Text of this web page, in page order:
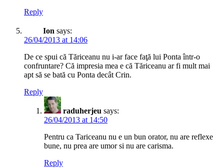
Reply
Ion says:
26/04/2013 at 14:06
De ce spui că Tăriceanu nu i-ar face faţă lui Ponta într-o
confruntare? Că impresia mea e că Tăriceanu ar fi mult mai
apt să se bată cu Ponta decât Crin.
Reply
raduherjeu says:
26/04/2013 at 14:50
Pentru ca Tariceanu nu e un bun orator, nu are reflexe
bune, nu prea are umor si nu are carisma.
Reply